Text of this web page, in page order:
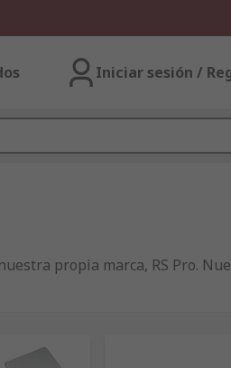
Iniciar sesión /
propia marca, RS Pro.